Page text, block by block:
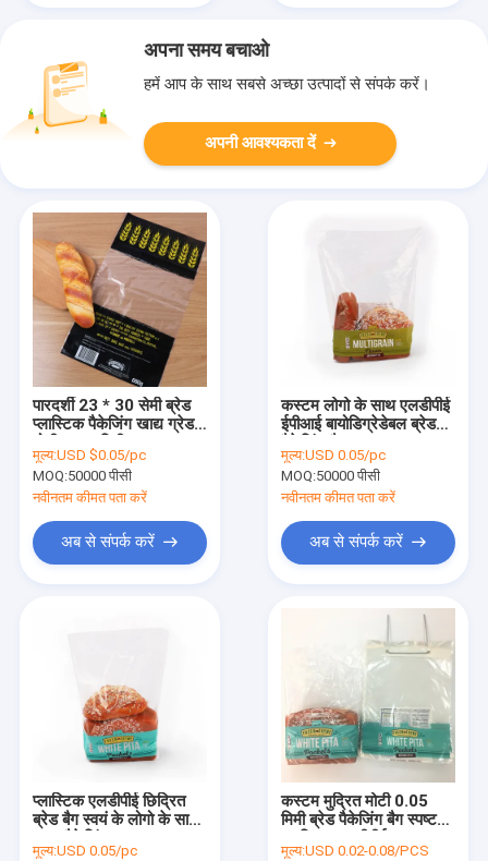
अपना समय बचाओ
हमें आप के साथ सबसे अच्छा उत्पादों से संपर्क करें।
अपनी आवश्यकता दें
पारदर्शी 23 * 30 सेमी ब्रेड
प्लास्टिक पैकेजिंग खाद्य ग्रेड
मूल्य:USD $0.05/pc
MOQ:50000 पीसी
नवीनतम कीमत पता करें
अब से संपर्क करें
कस्टम लोगो के साथ एलडीपीई
ईपीआई बायोडिग्रेडेबल ब्रेड
मूल्य:USD 0.05/pc
MOQ:50000 पीसी
नवीनतम कीमत पता करें
अब से संपर्क करें
प्लास्टिक एलडीपीई छिद्रित
ब्रेड बैग स्वयं के लोगो के साथ
मूल्य:USD 0.05/pc
कस्टम मुद्रित मोटी 0.05
मिमी ब्रेड पैकेजिंग बैग स्पष्ट
मूल्य:USD 0.02-0.08/PCS